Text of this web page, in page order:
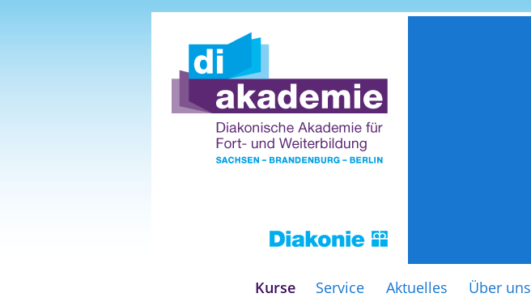
Kurse Service Aktuelles Über uns